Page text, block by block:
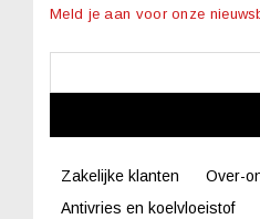
Meld je aan voor onze
Zakelijke klanten Over-
Antivries en koelvloeistof